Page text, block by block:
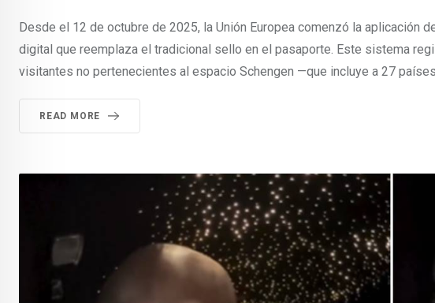
Desde el 12 de octubre de 2025, la Unión Europea comenzó la aplicación
digital que reemplaza el tradicional sello en el pasaporte. Este sistema
visitantes no pertenecientes al espacio Schengen —que incluye a 27
READ MORE